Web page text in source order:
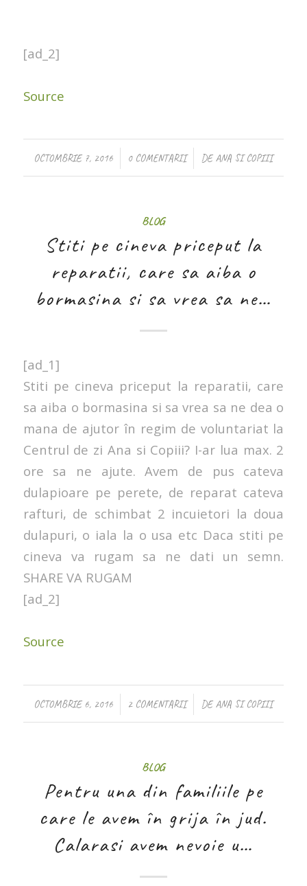
[ad_2]
Source
OCTOMBRIE 7, 2016
/ 0 COMENTARII
/ DE ANA SI COPIII
BLOG
Stiti pe cineva priceput la
reparatii, care sa aiba o
bormasina si sa vrea sa ne…
[ad_1]
Stiti pe cineva priceput la reparatii, care
sa aiba o bormasina si sa vrea sa ne dea o
mana de ajutor în regim de voluntariat la
Centrul de zi Ana si Copiii? I-ar lua max. 2
ore sa ne ajute. Avem de pus cateva
dulapioare pe perete, de reparat cateva
rafturi, de schimbat 2 incuietori la doua
dulapuri, o iala la o usa etc Daca stiti pe
cineva va rugam sa ne dati un semn.
SHARE VA RUGAM
[ad_2]
Source
OCTOMBRIE 6, 2016
/ 2 COMENTARII
/ DE ANA SI COPIII
BLOG
Pentru una din familiile pe
care le avem în grija în jud.
Calarasi avem nevoie u…